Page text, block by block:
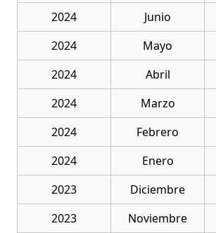
2024
Junio
2024
Mayo
2024
Abril
2024
Marzo
2024
Febrero
2024
Enero
2023
Diciembre
2023
Noviembre